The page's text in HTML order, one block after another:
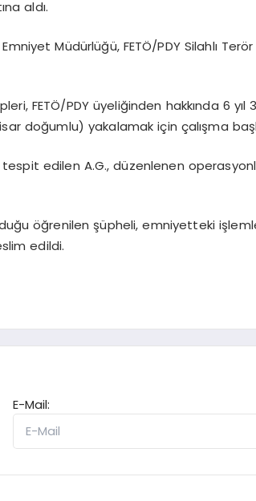
aldı.
Müdürlüğü, FETÖ/PDY Silahlı
FETÖ/PDY üyeliğinden hakkında 6 yıl
doğumlu) yakalamak için çalışma
edilen A.G., düzenlenen
öğrenilen şüpheli, emniyetteki
edildi.
E-Mail: